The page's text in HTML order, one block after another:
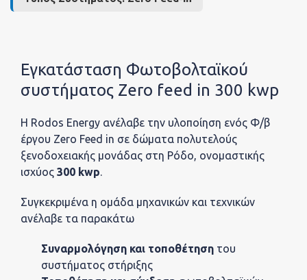
Νέα
Εγκατάσταση Φωτοβολταϊκού
συστήματος Zero feed in 300 kwp
Η Rodos Energy ανέλαβε την υλοποίηση ενός Φ/β
έργου Zero Feed in σε δώματα πολυτελούς
ξενοδοχειακής μονάδας στη Ρόδο, ονομαστικής
ισχύος 300 kwp.
Συγκεκριμένα η ομάδα μηχανικών και τεχνικών
ανέλαβε τα παρακάτω
Συναρμολόγηση και τοποθέτηση του
συστήματος στήριξης